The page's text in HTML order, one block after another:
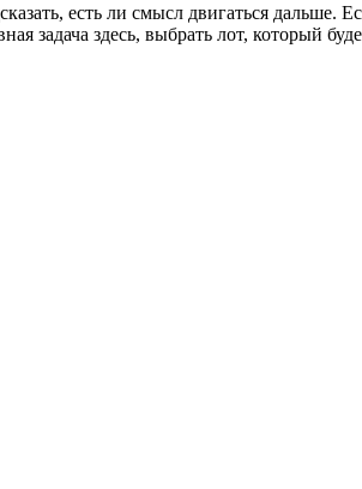
есть ли смысл двигаться дальше.
задача здесь, выбрать лот, который